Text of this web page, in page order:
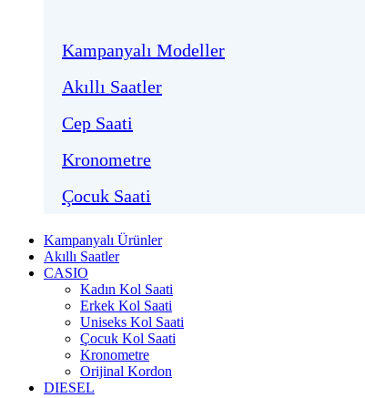
Kampanyalı Modeller
Akıllı Saatler
Cep Saati
Kronometre
Çocuk Saati
Kampanyalı Ürünler
Akıllı Saatler
CASIO
Kadın Kol Saati
Erkek Kol Saati
Uniseks Kol Saati
Çocuk Kol Saati
Kronometre
Orijinal Kordon
DIESEL